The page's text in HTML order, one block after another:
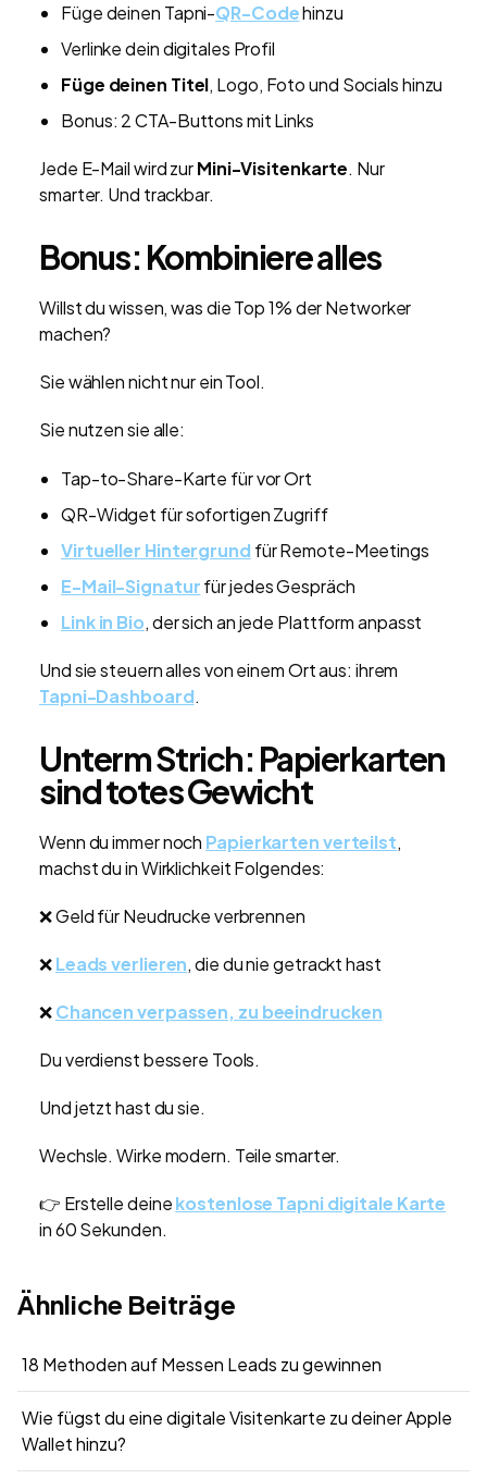
Ähnliche Beiträge
18 Methoden auf Messen Leads zu gewinnen
Wie fügst du eine digitale Visitenkarte zu deiner Apple
Wallet hinzu?
Füge deinen Tapni-QR-Codehinzu
Verlinke dein digitales Profil
Füge deinen Titel, Logo, Foto und Socials hinzu
Bonus: 2 CTA-Buttons mit Links
Jede E-Mail wird zurMini-Visitenkarte. Nur
smarter. Und trackbar.
Bonus: Kombiniere alles
Willst du wissen, was die Top 1% der Networker
machen?
Sie wählen nicht nur ein Tool.
Sie nutzen sie alle:
Tap-to-Share-Karte für vor Ort
QR-Widget für sofortigen Zugriff
Virtueller Hintergrund für Remote-Meetings
E-Mail-Signaturfür jedes Gespräch
Link in Bio, der sich an jede Plattform anpasst
Und sie steuern alles von einem Ort aus: ihrem
Tapni-Dashboard.
Unterm Strich: Papierkarten
sind totes Gewicht
Wenn du immer noch Papierkarten verteilst,
machst du in Wirklichkeit Folgendes:
❌ Geld für Neudrucke verbrennen
❌Leads verlieren, die du nie getrackt hast
❌Chancen verpassen, zu beeindrucken
Du verdienst bessere Tools.
Und jetzt hast du sie.
Wechsle. Wirke modern. Teile smarter.
👉 Erstelle deinekostenlose Tapni digitale Karte
in 60 Sekunden.